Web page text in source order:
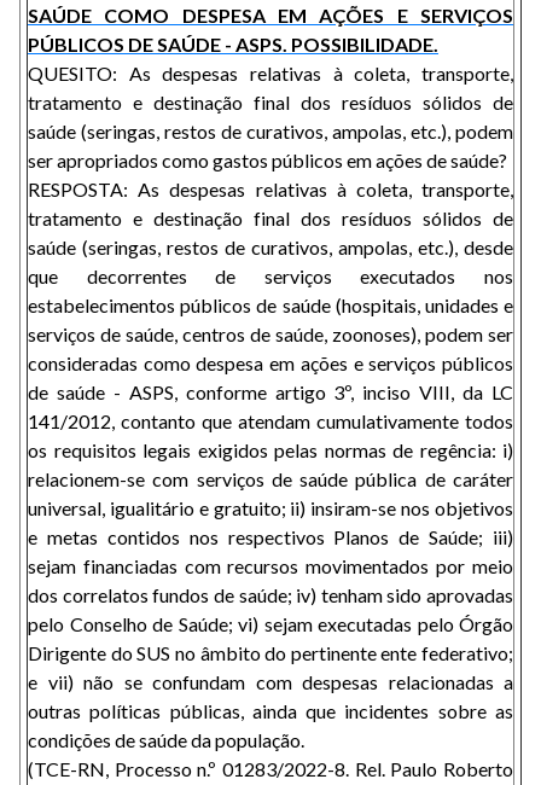
SAÚDE COMO DESPESA EM AÇÕES E SERVIÇOS
PÚBLICOS DE SAÚDE - ASPS. POSSIBILIDADE.
QUESITO: As despesas relativas à coleta, transporte,
tratamento e destinação final dos resíduos sólidos de
saúde (seringas, restos de curativos, ampolas, etc.), podem
ser apropriados como gastos públicos em ações de saúde?
RESPOSTA: As despesas relativas à coleta, transporte,
tratamento e destinação final dos resíduos sólidos de
saúde (seringas, restos de curativos, ampolas, etc.), desde
que decorrentes de serviços executados nos
estabelecimentos públicos de saúde (hospitais, unidades e
serviços de saúde, centros de saúde, zoonoses), podem ser
consideradas como despesa em ações e serviços públicos
de saúde - ASPS, conforme artigo 3º, inciso VIII, da LC
141/2012, contanto que atendam cumulativamente todos
os requisitos legais exigidos pelas normas de regência: i)
relacionem-se com serviços de saúde pública de caráter
universal, igualitário e gratuito; ii) insiram-se nos objetivos
e metas contidos nos respectivos Planos de Saúde; iii)
sejam financiadas com recursos movimentados por meio
dos correlatos fundos de saúde; iv) tenham sido aprovadas
pelo Conselho de Saúde; vi) sejam executadas pelo Órgão
Dirigente do SUS no âmbito do pertinente ente federativo;
e vii) não se confundam com despesas relacionadas a
outras políticas públicas, ainda que incidentes sobre as
condições de saúde da população.
(TCE-RN, Processo n.º 01283/2022-8. Rel. Paulo Roberto